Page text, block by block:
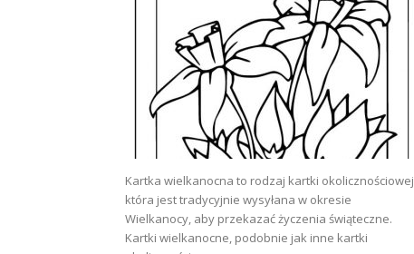
Kartka wielkanocna to rodzaj kartki okolicznościowej,
która jest tradycyjnie wysyłana w okresie
Wielkanocy, aby przekazać życzenia świąteczne.
Kartki wielkanocne, podobnie jak inne kartki